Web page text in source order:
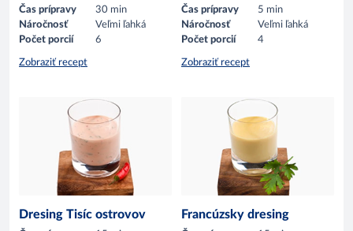
Čas prípravy
30 min
Náročnosť
Veľmi ľahká
Počet porcií
6
Zobraziť recept
Čas prípravy
5 min
Náročnosť
Veľmi ľahká
Počet porcií
4
Zobraziť recept
Dresing Tisíc ostrovov Francúzsky dresing